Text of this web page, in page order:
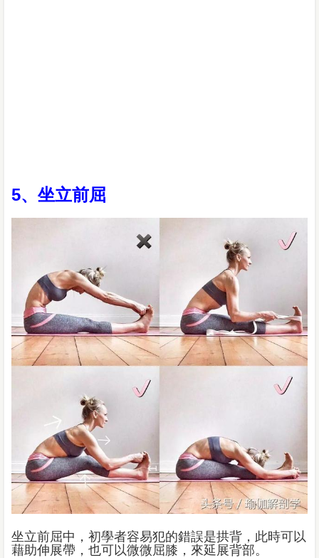
5、坐立前屈
坐立前屈中，初學者容易犯的錯誤是拱背，此時可以
藉助伸展帶，也可以微微屈膝，來延展背部。